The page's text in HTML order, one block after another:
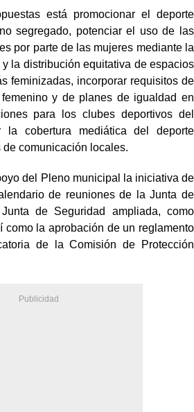
está promocionar el deporte
segregado, potenciar el uso de las
por parte de las mujeres mediante la
la distribución equitativa de espacios
feminizadas, incorporar requisitos de
y de planes de igualdad en
para los clubes deportivos del
la cobertura mediática del deporte
comunicación locales.
del Pleno municipal la iniciativa de
de reuniones de la Junta de
de Seguridad ampliada, como
como la aprobación de un reglamento
de la Comisión de Protección